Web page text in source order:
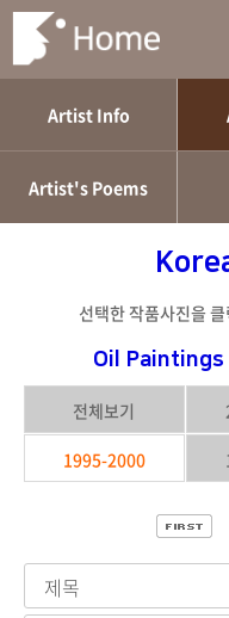
Artist Info
Artist's Poems
선택한 작품사진을
Oil Paintings
전체보기
1995-2000